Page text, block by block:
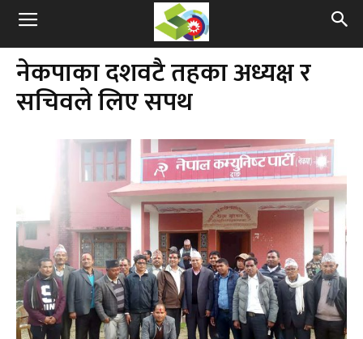
नेकपाका दशवटै तहका अध्यक्ष र
सचिवले लिए सपथ